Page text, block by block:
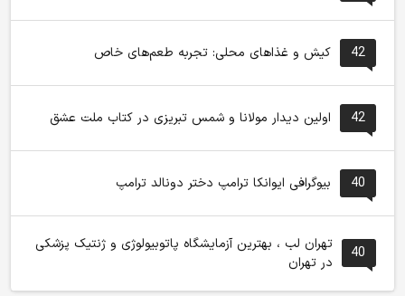
42 کیش و غذاهای محلی: تجربه طعم‌های خاص
42 اولین دیدار مولانا و شمس تبریزی در کتاب ملت عشق
40 بیوگرافی ایوانکا ترامپ دختر دونالد ترامپ
40
تهران لب ، بهترین آزمایشگاه پاتوبیولوژی و ژنتیک پزشکی
در تهران